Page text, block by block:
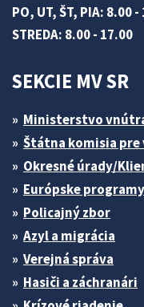
PO, UT, ŠT, PIA: 8.00
STREDA: 8.00 - 17.00
SEKCIE MV SR
Ministerstvo
Štátna komisia pre
Okresné úrady/
Európske programy
Policajný zbor
Azyl a migrácia
Verejná správa
Hasiči a záchranári